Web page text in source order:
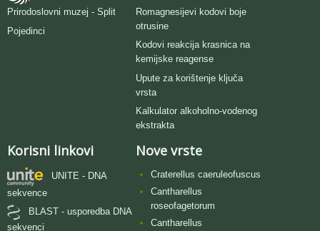
Prirodoslovni muzej - Split
Pojedinci
Romagnesijevi kodovi boje
otrusine
Kodovi reakcija krasnica na
kemijske reagense
Upute za korištenje ključa
vrsta
Kalkulator alkoholno-vodenog
ekstrakta
Korisni linkovi
UNITE - DNA
sekvence
BLAST - usporedba DNA
sekvenci
Nove vrste
Craterellus caeruleofuscus
Cantharellus
roseofagetorum
Cantharellus